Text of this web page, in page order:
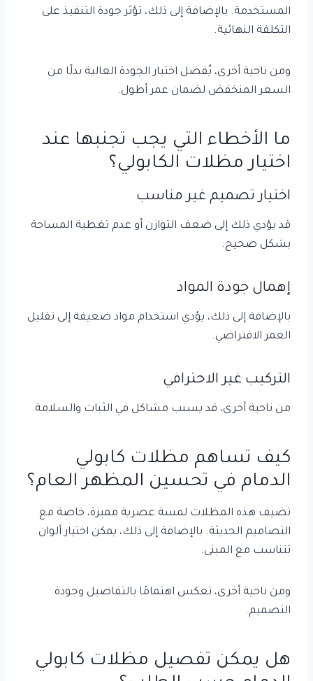
المستخدمة. بالإضافة إلى ذلك، تؤثر جودة التنفيذ على
التكلفة النهائية.
ومن ناحية أخرى، يُفضل اختيار الجودة العالية بدلًا من
السعر المنخفض لضمان عمر أطول.
ما الأخطاء التي يجب تجنبها عند
اختيار مظلات الكابولي؟
اختيار تصميم غير مناسب
قد يؤدي ذلك إلى ضعف التوازن أو عدم تغطية المساحة
بشكل صحيح.
إهمال جودة المواد
بالإضافة إلى ذلك، يؤدي استخدام مواد ضعيفة إلى تقليل
العمر الافتراضي.
التركيب غير الاحترافي
من ناحية أخرى، قد يسبب مشاكل في الثبات والسلامة.
كيف تساهم مظلات كابولي
الدمام في تحسين المظهر العام؟
تضيف هذه المظلات لمسة عصرية مميزة، خاصة مع
التصاميم الحديثة. بالإضافة إلى ذلك، يمكن اختيار ألوان
تتناسب مع المبنى.
ومن ناحية أخرى، تعكس اهتمامًا بالتفاصيل وجودة
التصميم.
هل يمكن تفصيل مظلات كابولي